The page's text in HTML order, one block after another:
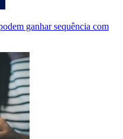
ganhar sequência com